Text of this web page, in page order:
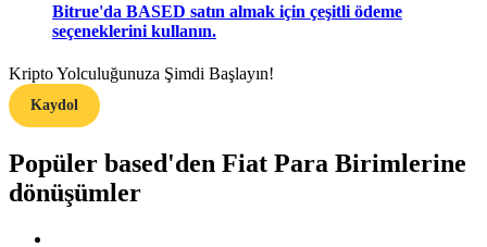
Nasıl kârlı kalabileceğinizi öğrenin
Bitrue'da BASED satın almak için çeşitli ödeme
seçeneklerini kullanın.
Kripto Yolculuğunuza Şimdi Başlayın!
Kaydol
Popüler based'den Fiat Para Birimlerine
dönüşümler